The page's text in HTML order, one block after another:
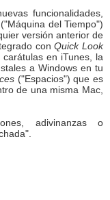
funcionalidades,
del Tiempo")
versión anterior de
conQuick Look
en iTunes, la
a Windows en tu
("Espacios") que es
de una misma Mac,
adivinanzas o